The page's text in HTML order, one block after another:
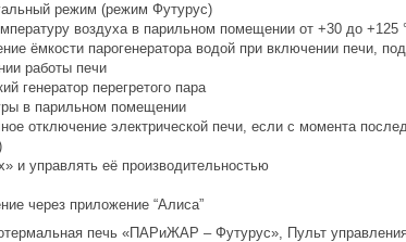
режим (режим Футурус)
воздуха в парильном помещении от +30 до +125
ёмкости парогенератора водой при включении печи,
работы печи
генератор перегретого пара
в парильном помещении
отключение электрической печи, если с момента
и управлять её производительностью
через приложение “Алиса”
печь «ПАРиЖАР – Футурус», Пульт